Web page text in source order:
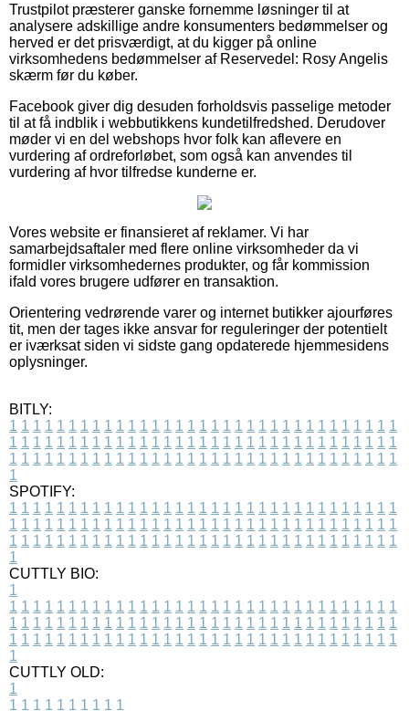
Trustpilot præsterer ganske fornemme løsninger til at
analysere adskillige andre konsumenters bedømmelser og
herved er det prisværdigt, at du kigger på online
virksomhedens bedømmelser af Reservedel: Rosy Angelis
skærm før du køber.
Facebook giver dig desuden forholdsvis passelige metoder
til at få indblik i webbutikkens kundetilfredshed. Derudover
møder vi en del webshops hvor folk kan aflevere en
vurdering af ordreforløbet, som også kan anvendes til
vurdering af hvor tilfredse kunderne er.
Vores website er finansieret af reklamer. Vi har
samarbejdsaftaler med flere online virksomheder da vi
formidler virksomhedernes produkter, og får kommission
ifald vores brugere udfører en transaktion.
Orientering vedrørende varer og internet butikker ajourføres
tit, men der tages ikke ansvar for reguleringer der potentielt
er iværksat siden vi sidste gang opdaterede hjemmesidens
oplysninger.
BITLY:
1 1 1 1 1 1 1 1 1 1 1 1 1 1 1 1 1 1 1 1 1 1 1 1 1 1 1 1 1 1 1 1 1
1 1 1 1 1 1 1 1 1 1 1 1 1 1 1 1 1 1 1 1 1 1 1 1 1 1 1 1 1 1 1 1 1
1 1 1 1 1 1 1 1 1 1 1 1 1 1 1 1 1 1 1 1 1 1 1 1 1 1 1 1 1 1 1 1 1
1
SPOTIFY:
1 1 1 1 1 1 1 1 1 1 1 1 1 1 1 1 1 1 1 1 1 1 1 1 1 1 1 1 1 1 1 1 1
1 1 1 1 1 1 1 1 1 1 1 1 1 1 1 1 1 1 1 1 1 1 1 1 1 1 1 1 1 1 1 1 1
1 1 1 1 1 1 1 1 1 1 1 1 1 1 1 1 1 1 1 1 1 1 1 1 1 1 1 1 1 1 1 1 1
1
CUTTLY BIO:
1
1 1 1 1 1 1 1 1 1 1 1 1 1 1 1 1 1 1 1 1 1 1 1 1 1 1 1 1 1 1 1 1 1
1 1 1 1 1 1 1 1 1 1 1 1 1 1 1 1 1 1 1 1 1 1 1 1 1 1 1 1 1 1 1 1 1
1 1 1 1 1 1 1 1 1 1 1 1 1 1 1 1 1 1 1 1 1 1 1 1 1 1 1 1 1 1 1 1 1
1
CUTTLY OLD:
1
1 1 1 1 1 1 1 1 1 1